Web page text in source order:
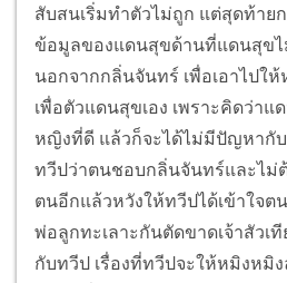
สับสนเริ่มทำตัวไม่ถูก แต่สุดท้าย
ข้อมูลของแดนสุขด้านที่แดนสุขไ
นอกจากกลิ่นจันทร์ เพื่อเอาไปใ
เพื่อตัวแดนสุขเอง เพราะคิดว่าแ
หญิงที่ดี แล้วก็จะได้ไม่มีปัญหากั
ทวีปว่าตนชอบกลิ่นจันทร์และไม่
ตนอีกแล้วหวังให้ทวีปได้เข้าใจ
พ่อลูกทะเลาะกันตัดขาดเจ้าสัวเ
กับทวีป เรื่องที่ทวีปจะให้หมิงหมิ